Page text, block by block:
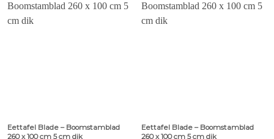
Eettafel Blade – Boomstamblad
260 x 100 cm 5 cm dik
Eettafel Blade – Boomstamblad
260 x 100 cm 5 cm dik